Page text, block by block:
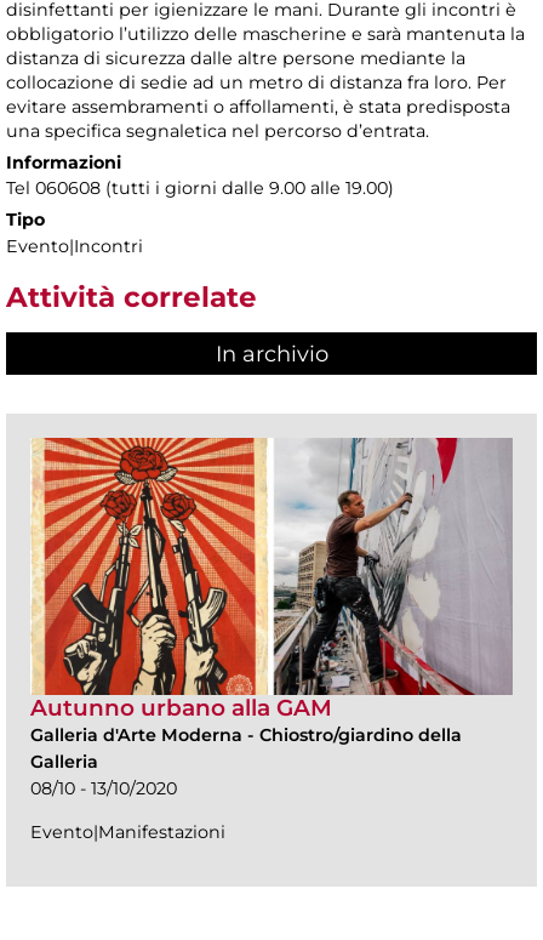
disinfettanti per igienizzare le mani. Durante gli incontri è
obbligatorio l’utilizzo delle mascherine e sarà mantenuta la
distanza di sicurezza dalle altre persone mediante la
collocazione di sedie ad un metro di distanza fra loro. Per
evitare assembramenti o affollamenti, è stata predisposta
una specifica segnaletica nel percorso d’entrata.
Informazioni
Tel 060608 (tutti i giorni dalle 9.00 alle 19.00)
Tipo
Evento|Incontri
Attività correlate
In archivio
Autunno urbano alla GAM
Galleria d'Arte Moderna - Chiostro/giardino della
Galleria
08/10 - 13/10/2020
Evento|Manifestazioni